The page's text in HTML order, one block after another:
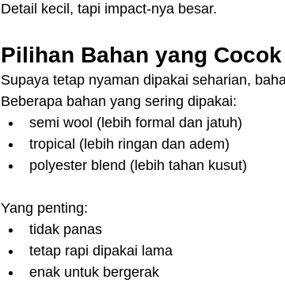
Detail kecil, tapi impact-nya besar.
Pilihan Bahan yang
Supaya tetap nyaman dipakai seharian,
Beberapa bahan yang sering dipakai:
semi wool (lebih formal dan jatuh)
tropical (lebih ringan dan adem)
polyester blend (lebih tahan kusut)
Yang penting:
tidak panas
tetap rapi dipakai lama
enak untuk bergerak